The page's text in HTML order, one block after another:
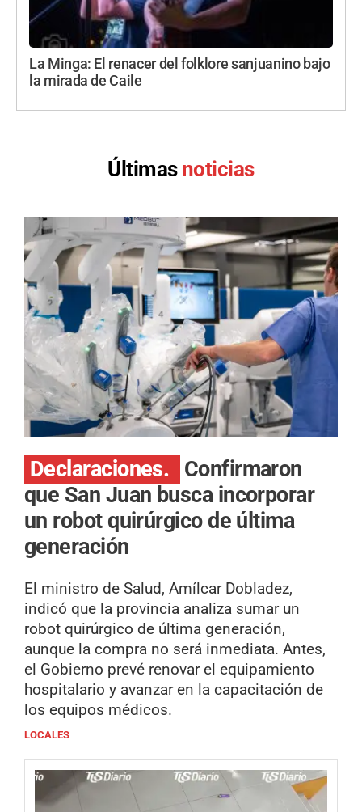
La Minga: El renacer del folklore sanjuanino bajo
la mirada de Caile
Últimas noticias
Declaraciones.
Confirmaron
que San Juan busca incorporar
un robot quirúrgico de última
generación
El ministro de Salud, Amílcar Dobladez,
indicó que la provincia analiza sumar un
robot quirúrgico de última generación,
aunque la compra no será inmediata. Antes,
el Gobierno prevé renovar el equipamiento
hospitalario y avanzar en la capacitación de
los equipos médicos.
LOCALES